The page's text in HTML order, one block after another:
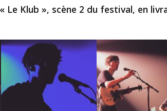
Le Klub », scène 2 du festival, en